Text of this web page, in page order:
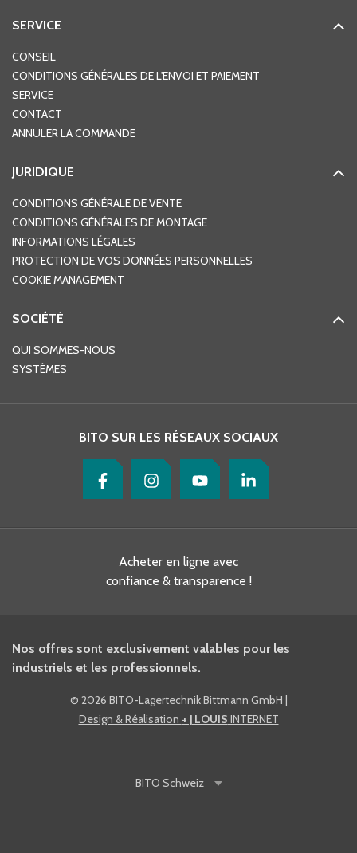
SERVICE
CONSEIL
CONDITIONS GÉNÉRALES DE L'ENVOI ET PAIEMENT
SERVICE
CONTACT
ANNULER LA COMMANDE
JURIDIQUE
CONDITIONS GÉNÉRALE DE VENTE
CONDITIONS GÉNÉRALES DE MONTAGE
INFORMATIONS LÉGALES
PROTECTION DE VOS DONNÉES PERSONNELLES
COOKIE MANAGEMENT
SOCIÉTÉ
QUI SOMMES-NOUS
SYSTÈMES
BITO SUR LES RÉSEAUX SOCIAUX
Acheter en ligne avec
confiance & transparence !
Nos offres sont exclusivement valables pour les
industriels et les professionnels.
© 2026 BITO-Lagertechnik Bittmann GmbH |
Design & Réalisation + | LOUIS INTERNET
BITO Schweiz